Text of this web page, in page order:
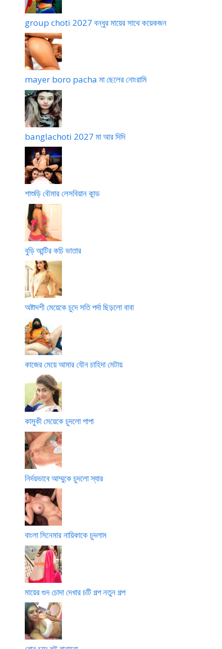
group choti 2027 বন্ধুর মায়ের সাথে কয়েকজন
mayer boro pacha মা ছেলের নোংরামি
banglachoti 2027 মা আর দিদি
শাশুড়ি বৌমার লেসবিয়ান কান্ড
বুড়ি আন্টির কচি ভাতার
অষ্টাদশী মেয়েকে চুদে সতি পর্দা ছিড়লো বাবা
কাজের মেয়ে আমার যৌন চাহিদা মেটায়
কামুকী মেয়েকে চুদলো পাপা
নির্দয়ভাবে আম্মুকে চুদলো স্যার
বাংলা সিনেমার নায়িকাকে চুদলাম
মায়ের গুদ চোদা দেখার চটি গল্প নতুন গল্প